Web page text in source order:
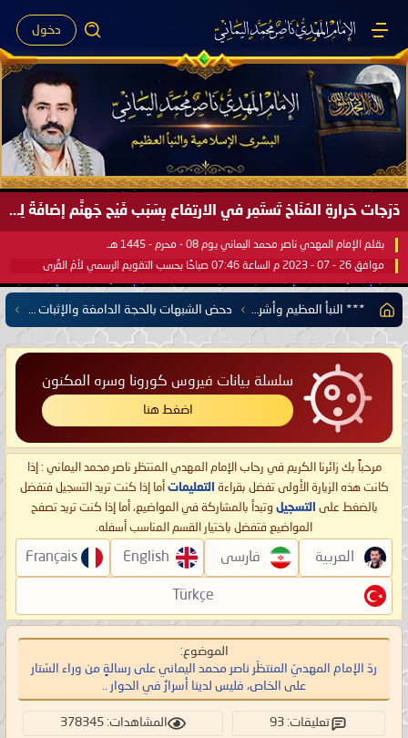
دخول
دَرَجات حَرارةِ المُنَاخ تَستَمِر في الارتِفاع بِسَبَب فَيْح جَهنَّم إضافَةً لِحرارةِ الشَّمس في مُحكَم القُرآن العَظيم ..
بقلم الإمام المهدي ناصر محمد اليماني يوم 08 - محرم - 1445 هـ
موافق 26 - 07 - 2023 م الساعة 07:46 صباحًا بحسب التقويم الرسمي لأمّ القُرى
سلسلة بيانات فيروس كورونا وسره المكنون
اضغط هنا
مرحباً بك زائرنا الكريم في رحاب الإمام المهدي المنتظر ناصر محمد اليماني : إذا
كانت هذه الزيارة الأولى تفضل بقراءة التعليمات أما إذا كنت تريد التسجيل فتفضل
بالضغط على التسجيل وتبدأ بالمشاركة في المواضيع، أما إذا كنت تريد تصفح
المواضيع فتفضل باختيار القسم المناسب أسفله.
العربية فارسی English
Français
Türkçe
الموضوع:
ردّ الإمام المهديّ المنتظّر ناصر محمد اليماني على رسالةٍ من وراء السّتار
على الخاص، فليس لدينا أسرارٌ في الحوار ..
تعليقات: 93 المشاهدات: 378345